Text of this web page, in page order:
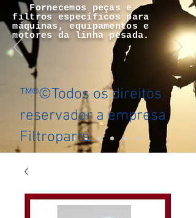
Fornecemos peças e
filtros específicos para
máquinas, equipamentos e
motores da linha pesada.
™®©Todos os direitos
reservador a empresa
Filtroparts.